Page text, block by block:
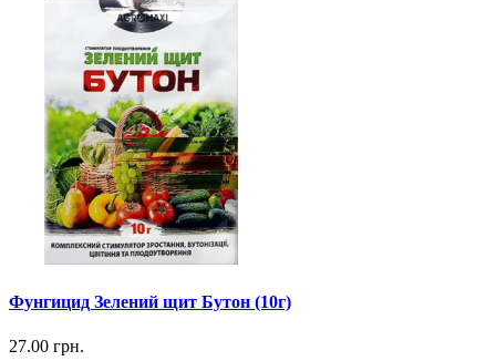
Фунгицид Зелений щит Бутон (10г)
27.00 грн.